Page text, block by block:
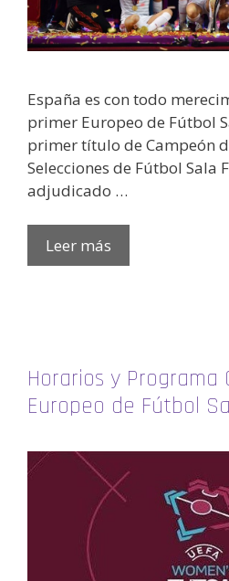
España es con todo
primer Europeo de Fútbol
primer título de Campeón
Selecciones de Fútbol Sala
adjudicado …
Leer más
Horarios y Programa
Europeo de Fútbol